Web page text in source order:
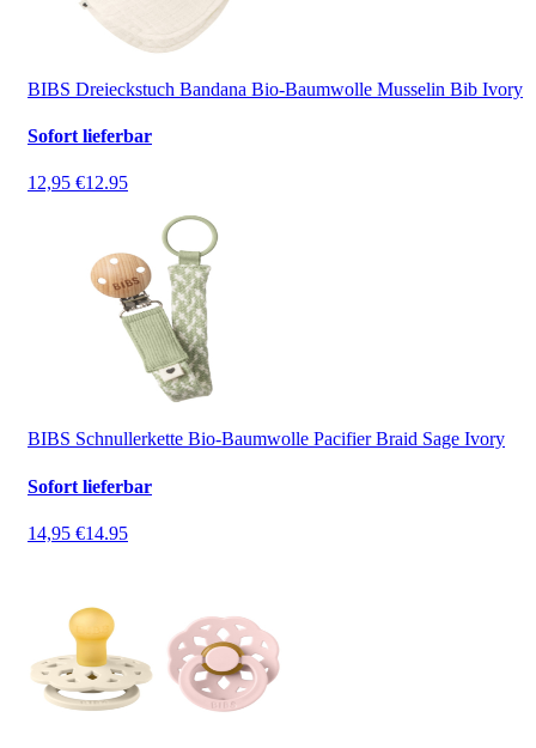
BIBS Dreieckstuch Bandana Bio-Baumwolle Musselin Bib Ivory
Sofort lieferbar
12,95 €12.95
BIBS Schnullerkette Bio-Baumwolle Pacifier Braid Sage Ivory
Sofort lieferbar
14,95 €14.95